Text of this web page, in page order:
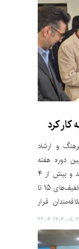
کار کرد
و ارشاد
دوره هفته
کتاب جمهوری اسلامی در بیرجند آغاز شد و بیش از ۴
هزار عنوان کتاب در حوزه‌های مختلف با تخفیف‌های ۱۵ تا
قرار
۰۸-۲۵ ۲۲:۰۴